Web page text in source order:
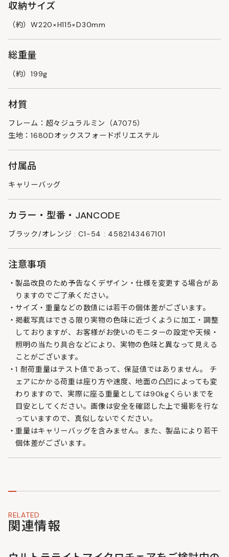
収納サイズ
（約）W220×H115×D30mm
総重量
（約）199g
材質
フレーム：超々ジュラルミン（A7075）
生地：1680Dオックスフォードポリエステル
付属品
キャリーバッグ
カラー・型番・JANCODE
ブラック/オレンジ : C1-54 : 4582143467101
注意事項
製品改良のため予告なくデザイン・仕様を変更する場合があ
りますのでご了承ください。
サイズ・重量などの数値には若干の個体差がございます。
掲載写真はできる限り実物の色味に近づくように加工・調整
しておりますが、お客様がお使いのモニターの設定や天候・
照明の当たり具合などにより、実物の色味と異なって見える
ことがございます。
1 耐荷重量はテスト値であって、保証値ではありません。 チ
ェアにかかる荷重は座り方や速度、地面の凸凹によっても変
わりますので、実際に座る重量としては90kgくらいまでを
目安としてください。画像は安全を確認した上で撮影を行な
っていますので、真似しないでください。
重量はキャリーバッグを含みません。また、製品により若干
個体差がございます。
RELATED
関連情報